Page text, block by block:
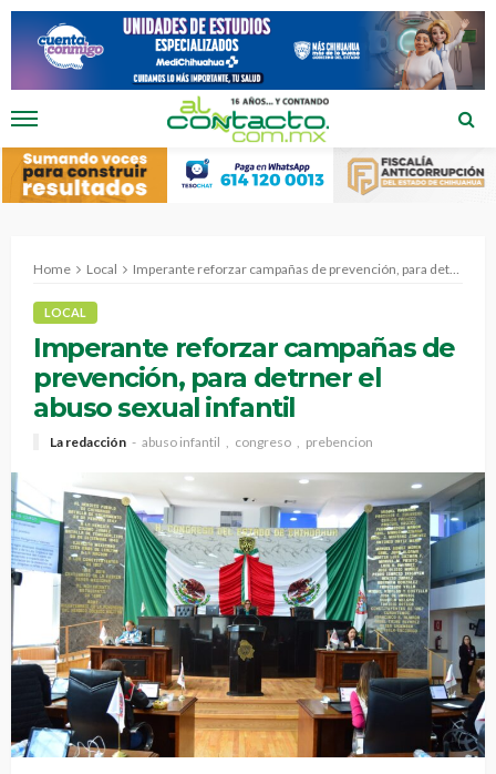
Home Local Imperante reforzar campañas de prevención, para detrner el abuso sexual infantil
LOCAL
Imperante reforzar campañas de
prevención, para detrner el
abuso sexual infantil
La redacción abuso infantil congreso prebencion